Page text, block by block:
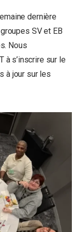
dernière
SV et EB
Nous
à s’inscrire sur le
à jour sur les